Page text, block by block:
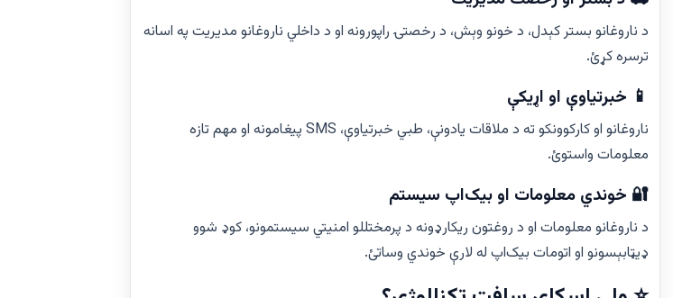
د ناروغانو بستر کېدل، د خونو وېش، د رخصتۍ راپورونه او د داخلي ناروغانو مدیریت په اسانه
ترسره کړئ.
📱 خبرتیاوې او اړیکې
ناروغانو او کارکوونکو ته د ملاقات یادونې، طبي خبرتیاوې، SMS پیغامونه او مهم تازه
معلومات واستوئ.
🔐 خوندي معلومات او بیک‌اپ سیستم
د ناروغانو معلومات او د روغتون ریکارډونه د پرمختللو امنیتي سیستمونو، کوډ شوو
ډیټابېسونو او اتومات بیک‌اپ له لارې خوندي وساتئ.